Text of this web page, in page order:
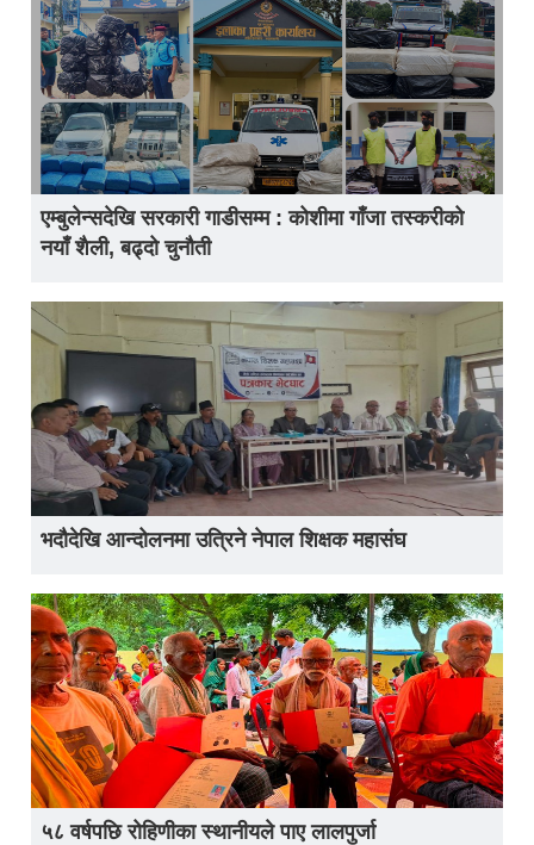
एम्बुलेन्सदेखि सरकारी गाडीसम्म : कोशीमा गाँजा तस्करीको
नयाँ शैली, बढ्दो चुनौती
भदौदेखि आन्दोलनमा उत्रिने नेपाल शिक्षक महासंघ
५८ वर्षपछि रोहिणीका स्थानीयले पाए लालपुर्जा